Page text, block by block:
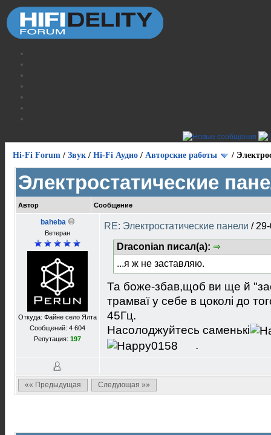
Hi-Fi Forum / Звук / Hi-Fi Аудио / Авторские работы /
Электростатические
Автор Сообщение
baheba
Ветеран
Откуда: Файне село Ялта
Сообщений: 4 604
Репутация: 197
RE: Электростатические панели /
Draconian писал(а):
...я ж не заставляю.
Та боже-збав,щоб ви ще й
трамваї у себе в цоколi до
45Гц.
Насолоджуйтесь саменькi
.
«« Предыдущая Следующая »»